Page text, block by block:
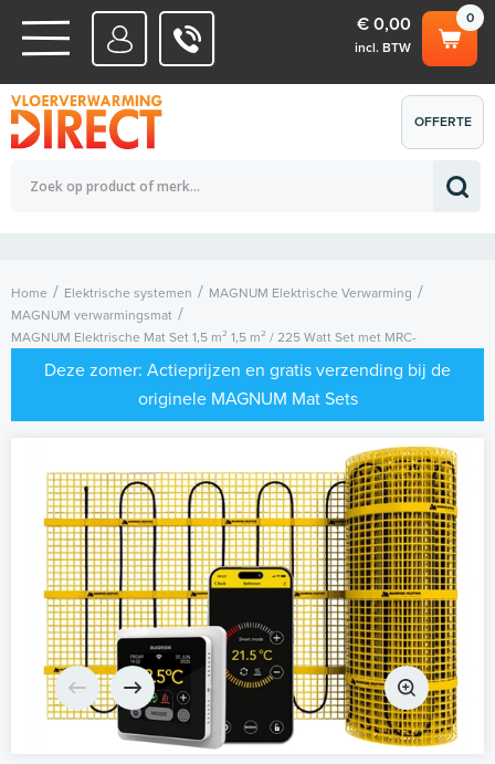
WATERSYSTEMEN
ELEKTRISCHE SYSTEMEN
0
€ 0,00
incl. BTW
Totaalbedrag (incl. BTW) € 0,00
OFFERTE
AANVRAGEN
Home Elektrische systemen
MAGNUM Elektrische Verwarming
MAGNUM verwarmingsmat
MAGNUM Elektrische Mat Set 1,5 m² 1,5 m² / 225 Watt Set met MRC-
Deze zomer: Actieprijzen en gratis verzending bij de
originele MAGNUM Mat Sets